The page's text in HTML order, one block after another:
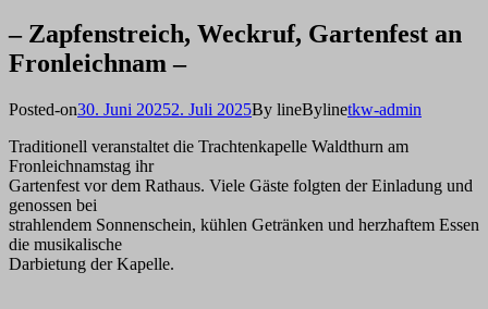
– Zapfenstreich, Weckruf, Gartenfest an
Fronleichnam –
Posted-on30. Juni 20252. Juli 2025By lineBylinetkw-admin
Traditionell veranstaltet die Trachtenkapelle Waldthurn am
Fronleichnamstag ihr
Gartenfest vor dem Rathaus. Viele Gäste folgten der Einladung und
genossen bei
strahlendem Sonnenschein, kühlen Getränken und herzhaftem Essen
die musikalische
Darbietung der Kapelle.